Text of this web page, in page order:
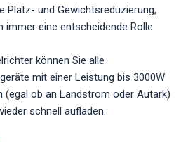
Platz- und Gewichtsreduzierung,
immer eine entscheidende Rolle
können Sie alle
mit einer Leistung bis 3000W
(egal ob an Landstrom oder Autark)
schnell aufladen.